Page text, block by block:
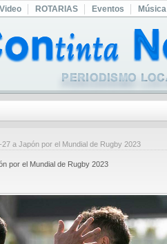
ROTARIAS Eventos Música
a Japón por el Mundial de Rugby 2023
por el Mundial de Rugby 2023